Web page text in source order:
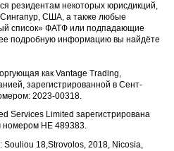
резидентам некоторых юрисдикций,
США, а также любые
список» ФАТФ или подпадающие
подробную информацию вы найдёте
как Vantage Trading,
зарегистрированной в Сент-
2023-00318.
Services Limited зарегистрирована
номером HE 489383.
Souliou 18,Strovolos, 2018, Nicosia,